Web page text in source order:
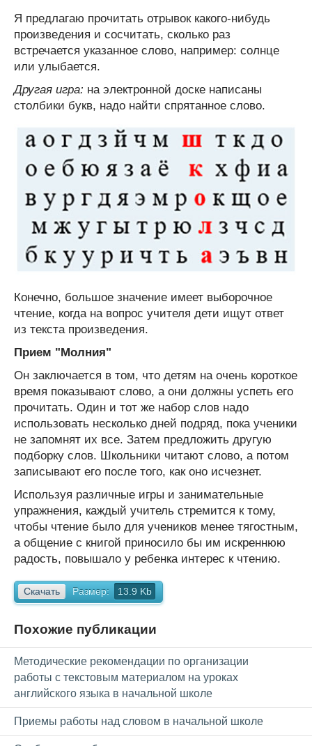
Я предлагаю прочитать отрывок какого-нибудь
произведения и сосчитать, сколько раз
встречается указанное слово, например: солнце
или улыбается.
Другая игра: на электронной доске написаны
столбики букв, надо найти спрятанное слово.
Конечно, большое значение имеет выборочное
чтение, когда на вопрос учителя дети ищут ответ
из текста произведения.
Прием "Молния"
Он заключается в том, что детям на очень короткое
время показывают слово, а они должны успеть его
прочитать. Один и тот же набор слов надо
использовать несколько дней подряд, пока ученики
не запомнят их все. Затем предложить другую
подборку слов. Школьники читают слово, а потом
записывают его после того, как оно исчезнет.
Используя различные игры и занимательные
упражнения, каждый учитель стремится к тому,
чтобы чтение было для учеников менее тягостным,
а общение с книгой приносило бы им искреннюю
радость, повышало у ребенка интерес к чтению.
Скачать Размер: 13.9 Kb
Похожие публикации
Методические рекомендации по организации
работы с текстовым материалом на уроках
английского языка в начальной школе
Приемы работы над словом в начальной школе